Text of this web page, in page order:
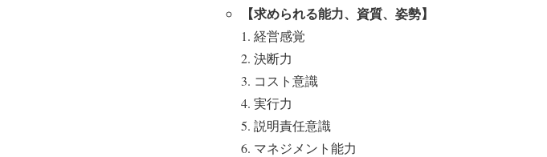
【求められる能力、資質、姿勢】
経営感覚
決断力
コスト意識
実行力
説明責任意識
マネジメント能力